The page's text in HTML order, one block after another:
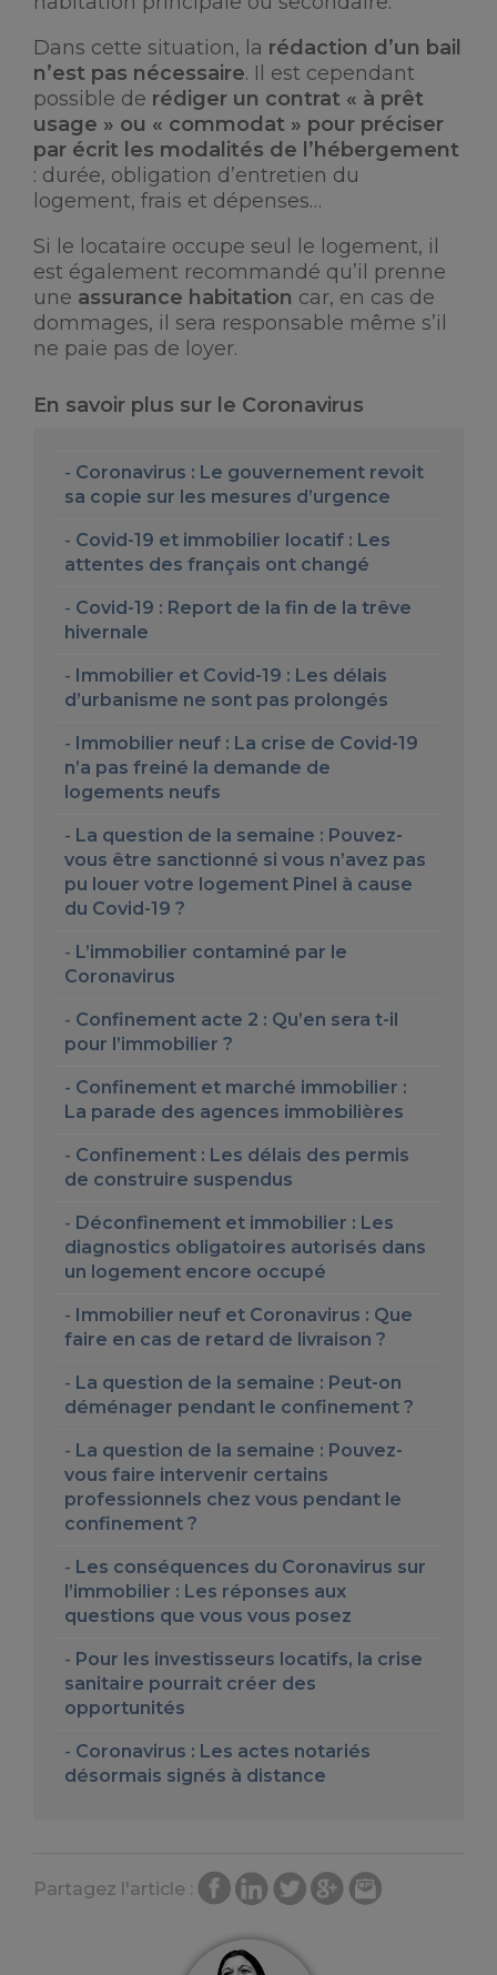
Dans cette situation, la rédaction d’un bail
n’est pas nécessaire. Il est cependant
possible de rédiger un contrat « à prêt
usage » ou « commodat » pour préciser
par écrit les modalités de l’hébergement
: durée, obligation d’entretien du
logement, frais et dépenses…
Si le locataire occupe seul le logement, il
est également recommandé qu’il prenne
une assurance habitation car, en cas de
dommages, il sera responsable même s’il
ne paie pas de loyer.
En savoir plus sur le Coronavirus
Coronavirus : Le gouvernement revoit
sa copie sur les mesures d’urgence
Covid-19 et immobilier locatif : Les
attentes des français ont changé
Covid-19 : Report de la fin de la trêve
hivernale
Immobilier et Covid-19 : Les délais
d’urbanisme ne sont pas prolongés
Immobilier neuf : La crise de Covid-19
n’a pas freiné la demande de
logements neufs
La question de la semaine : Pouvez-
vous être sanctionné si vous n’avez pas
pu louer votre logement Pinel à cause
du Covid-19 ?
L’immobilier contaminé par le
Coronavirus
Confinement acte 2 : Qu’en sera t-il
pour l’immobilier ?
Confinement et marché immobilier :
La parade des agences immobilières
Confinement : Les délais des permis
de construire suspendus
Déconfinement et immobilier : Les
diagnostics obligatoires autorisés dans
un logement encore occupé
Immobilier neuf et Coronavirus : Que
faire en cas de retard de livraison ?
La question de la semaine : Peut-on
déménager pendant le confinement ?
La question de la semaine : Pouvez-
vous faire intervenir certains
professionnels chez vous pendant le
confinement ?
Les conséquences du Coronavirus sur
l’immobilier : Les réponses aux
questions que vous vous posez
Pour les investisseurs locatifs, la crise
sanitaire pourrait créer des
opportunités
Coronavirus : Les actes notariés
désormais signés à distance
Partagez l'article :